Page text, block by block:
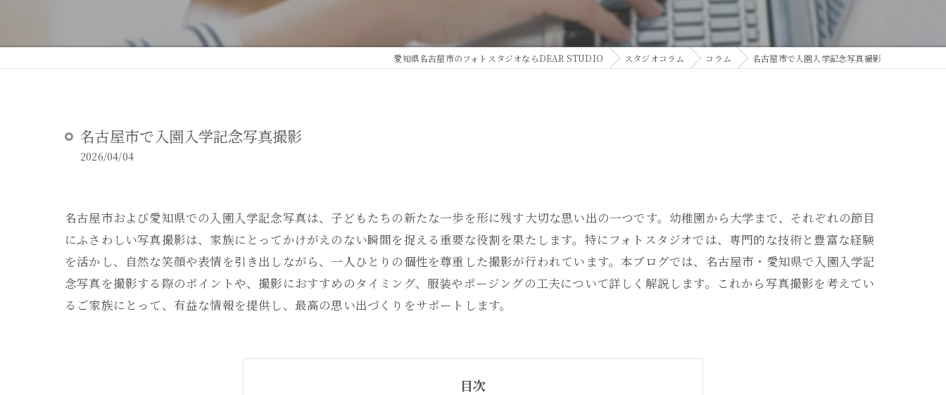
愛知県名古屋市のフォトスタジオならDEAR STUDIO スタジオコラム コラム 名古屋市で入園入学記念写真撮影
名古屋市で入園入学記念写真撮影
2026/04/04
名古屋市および愛知県での入園入学記念写真は、子どもたちの新たな一歩を形に残す大切な思い出の一つです。幼稚園から大学まで、それぞれの節目
にふさわしい写真撮影は、家族にとってかけがえのない瞬間を捉える重要な役割を果たします。特にフォトスタジオでは、専門的な技術と豊富な経験
を活かし、自然な笑顔や表情を引き出しながら、一人ひとりの個性を尊重した撮影が行われています。本ブログでは、名古屋市・愛知県で入園入学記
念写真を撮影する際のポイントや、撮影におすすめのタイミング、服装やポージングの工夫について詳しく解説します。これから写真撮影を考えてい
るご家族にとって、有益な情報を提供し、最高の思い出づくりをサポートします。
目次